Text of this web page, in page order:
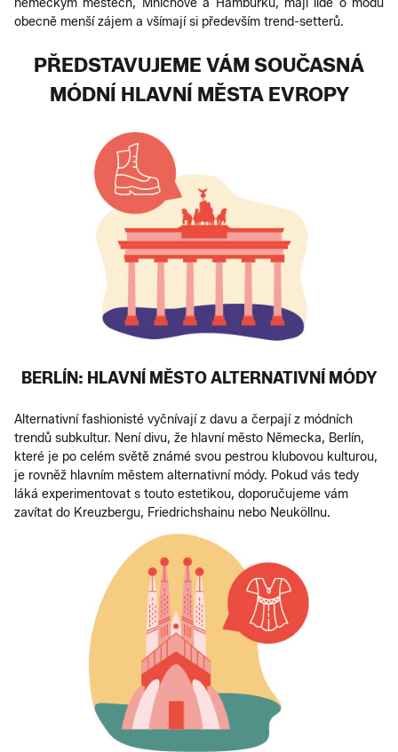
obecně menší zájem a všímají si především trend-setterů.
PŘEDSTAVUJEME VÁM SOUČASNÁ
MÓDNÍ HLAVNÍ MĚSTA EVROPY
BERLÍN: HLAVNÍ MĚSTO ALTERNATIVNÍ MÓDY
Alternativní fashionisté vyčnívají z davu a čerpají z módních
trendů subkultur. Není divu, že hlavní město Německa, Berlín,
které je po celém světě známé svou pestrou klubovou kulturou,
je rovněž hlavním městem alternativní módy. Pokud vás tedy
láká experimentovat s touto estetikou, doporučujeme vám
zavítat do Kreuzbergu, Friedrichshainu nebo Neuköllnu.